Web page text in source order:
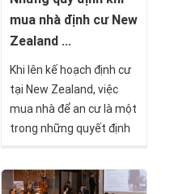
mua nhà định cư New
Zealand ...
Khi lên kế hoạch định cư
tại New Zealand, việc
mua nhà để an cư là một
trong những quyết định
gia đình cần cân nhắc kỹ
lưỡng. New Zealand